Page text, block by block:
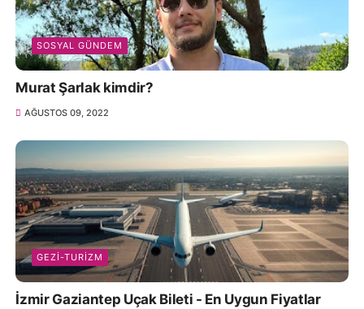
SOSYAL GÜNDEM
Murat Şarlak kimdir?
AĞUSTOS 09, 2022
GEZI-TURIZM
İzmir Gaziantep Uçak Bileti - En Uygun Fiyatlar